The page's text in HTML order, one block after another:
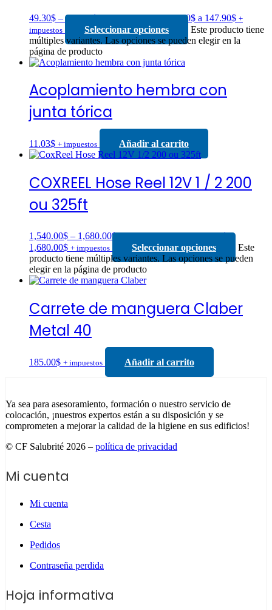
49.30$ – 147.90$Rango de precios: 49.30$ a 147.90$ +
impuestos
Seleccionar opciones
Este producto tiene
múltiples variantes. Las opciones se pueden elegir en la
página de producto
Acoplamiento hembra con
junta tórica
11.03$ + impuestos Añadir al carrito
COXREEL Hose Reel 12V 1 / 2 200
ou 325ft
1,540.00$ – 1,680.00$Rango de precios: 1,540.00$ a
1,680.00$ + impuestos Seleccionar opciones
Este
producto tiene múltiples variantes. Las opciones se pueden
elegir en la página de producto
Carrete de manguera Claber
Metal 40
185.00$ + impuestos Añadir al carrito
Ya sea para asesoramiento, formación o nuestro servicio de
colocación, ¡nuestros expertos están a su disposición y se
comprometen a mejorar la calidad de la higiene en sus edificios!
© CF Salubrité 2026 – política de privacidad
Mi cuenta
Mi cuenta
Cesta
Pedidos
Contraseña perdida
Hoja informativa